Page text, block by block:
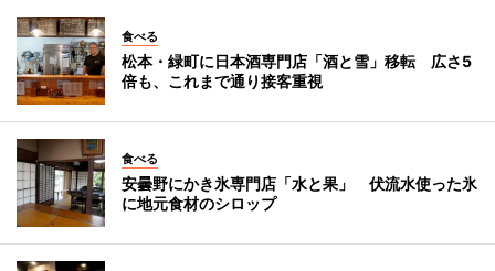
食べる
松本・緑町に日本酒専門店「酒と雪」移転 広さ5
倍も、これまで通り接客重視
食べる
安曇野にかき氷専門店「水と果」 伏流水使った氷
に地元食材のシロップ